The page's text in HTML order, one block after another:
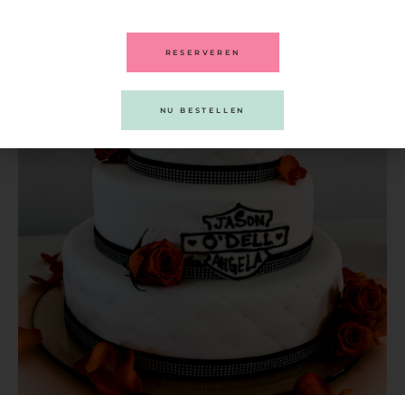
RESERVEREN
NU BESTELLEN